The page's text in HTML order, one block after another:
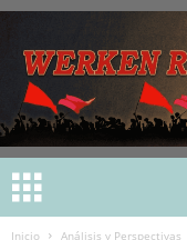
Inicio Análisis y Perspectivas